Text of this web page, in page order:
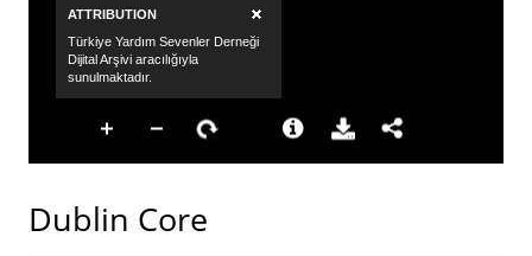
Dublin Core